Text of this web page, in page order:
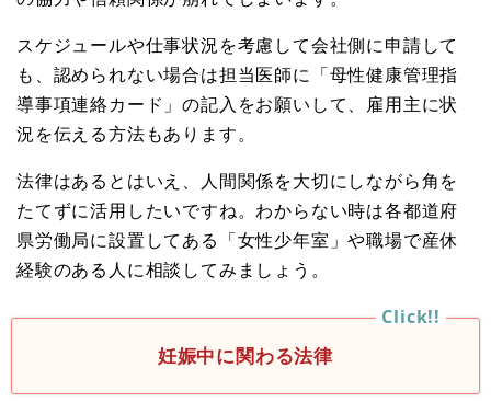
スケジュールや仕事状況を考慮して会社側に申請して
も、認められない場合は担当医師に「母性健康管理指
導事項連絡カード」の記入をお願いして、雇用主に状
況を伝える方法もあります。
法律はあるとはいえ、人間関係を大切にしながら角を
たてずに活用したいですね。わからない時は各都道府
県労働局に設置してある「女性少年室」や職場で産休
経験のある人に相談してみましょう。
妊娠中に関わる法律